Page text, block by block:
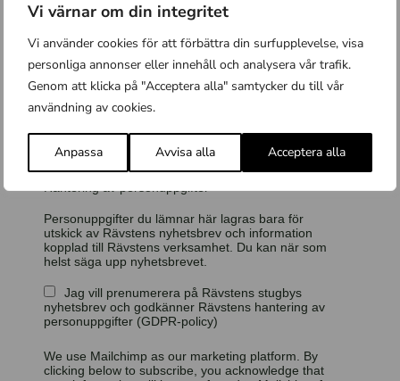
Vi värnar om din integritet
Vi använder cookies för att förbättra din surfupplevelse, visa
personliga annonser eller innehåll och analysera vår trafik.
Genom att klicka på "Acceptera alla" samtycker du till vår
användning av cookies.
Anpassa Avvisa alla Acceptera alla
Förnamn*
Efternamn*
Personuppgifter du lämnar här lagras bara för
utskick av Rävstens nyhetsbrev och information
kopplad till Rävstens verksamhet. Du kan när som
helst säga upp nyhetsbrevet.
Jag vill prenumerera på Rävstens stugbys
nyhetsbrev och godkänner Rävstens hantering av
personuppgifter (GDPR-policy)
We use Mailchimp as our marketing platform. By
clicking below to subscribe, you acknowledge that